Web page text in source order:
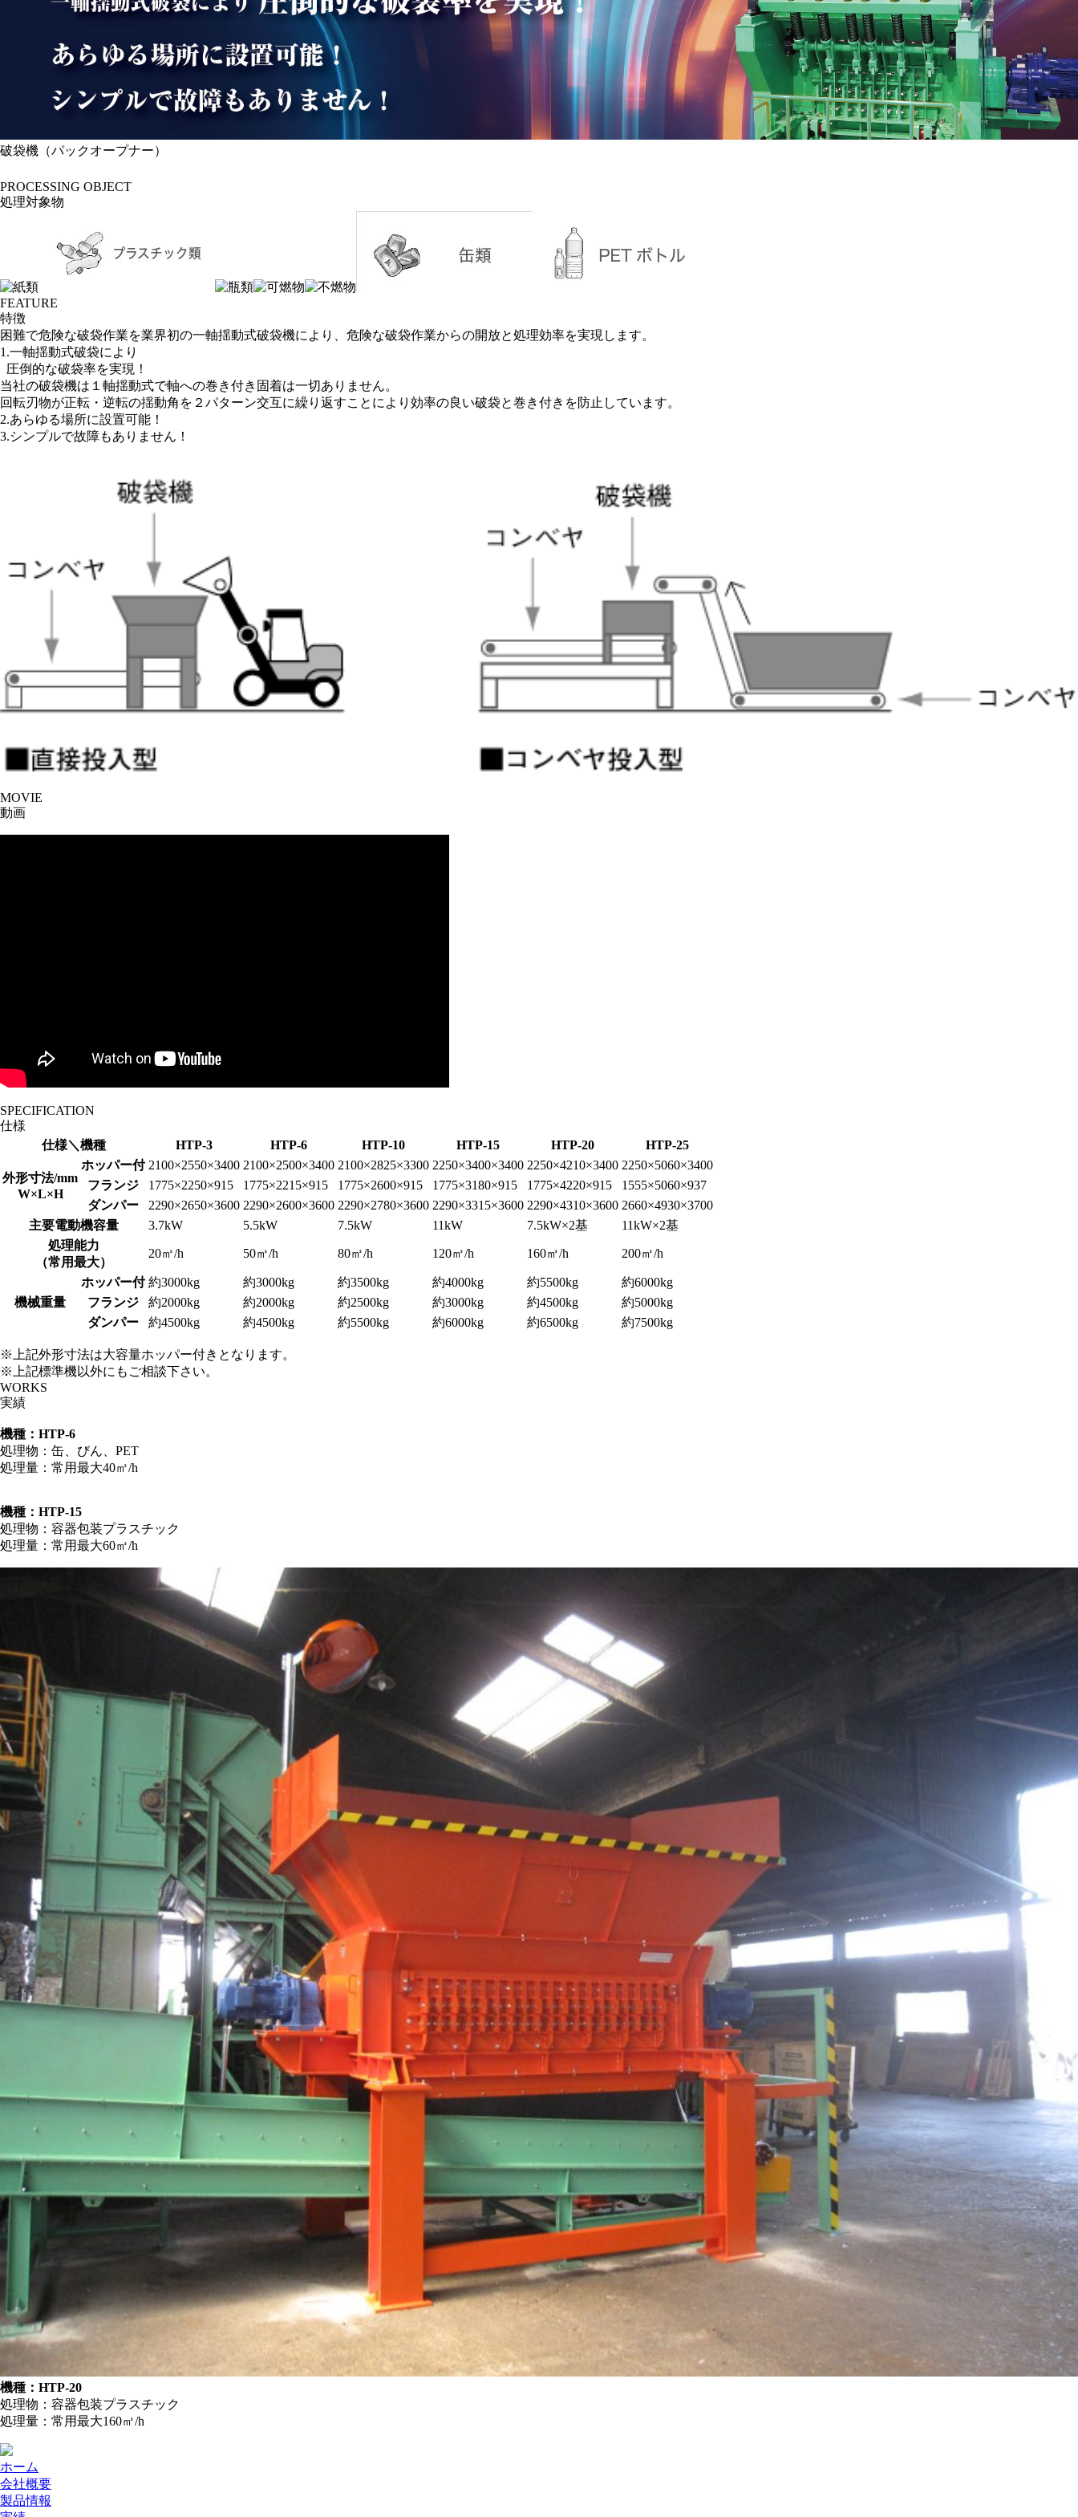
破袋機（パックオープナー）
PROCESSING OBJECT
処理対象物
FEATURE
特徴
困難で危険な破袋作業を業界初の一軸揺動式破袋機により、危険な破袋作業からの開放と処理効率を実現します。
1.一軸揺動式破袋により
圧倒的な破袋率を実現！
当社の破袋機は１軸揺動式で軸への巻き付き固着は一切ありません。
回転刃物が正転・逆転の揺動角を２パターン交互に繰り返すことにより効率の良い破袋と巻き付きを防止しています。
2.あらゆる場所に設置可能！
3.シンプルで故障もありません！
MOVIE
動画
SPECIFICATION
仕様
仕様＼機種
HTP-3 HTP-6 HTP-10 HTP-15 HTP-20 HTP-25
外形寸法/mm
W×L×H
ホッパー付 2100×2550×3400 2100×2500×3400 2100×2825×3300 2250×3400×3400 2250×4210×3400 2250×5060×3400
フランジ
1775×2250×915 1775×2215×915 1775×2600×915 1775×3180×915 1775×4220×915
1555×5060×937
ダンパー
2290×2650×3600 2290×2600×3600 2290×2780×3600 2290×3315×3600 2290×4310×3600 2660×4930×3700
主要電動機容量
3.7kW 5.5kW 7.5kW 11kW 7.5kW×2基
11kW×2基
処理能力
（常用最大）
20㎥/h 50㎥/h 80㎥/h 120㎥/h 160㎥/h 200㎥/h
機械重量
ホッパー付 約3000kg 約3000kg 約3500kg 約4000kg 約5500kg
約6000kg
フランジ
約2000kg 約2000kg 約2500kg 約3000kg 約4500kg
約5000kg
ダンパー
約4500kg 約4500kg 約5500kg 約6000kg 約6500kg 約7500kg
※上記外形寸法は大容量ホッパー付きとなります。
※上記標準機以外にもご相談下さい。
WORKS
実績
機種：HTP-6
処理物：缶、びん、PET
処理量：常用最大40㎥/h
機種：HTP-15
処理物：容器包装プラスチック
処理量：常用最大60㎥/h
機種：HTP-20
処理物：容器包装プラスチック
処理量：常用最大160㎥/h
ホーム
会社概要
製品情報